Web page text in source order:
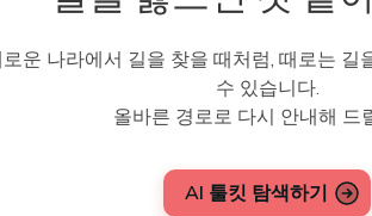
운 나라에서 길을 찾을 때처럼, 때로는 길
수 있습니다.
올바른 경로로 다시 안내해 드
AI 툴킷 탐색하기